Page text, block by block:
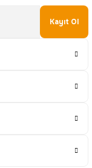
Kayıt Ol